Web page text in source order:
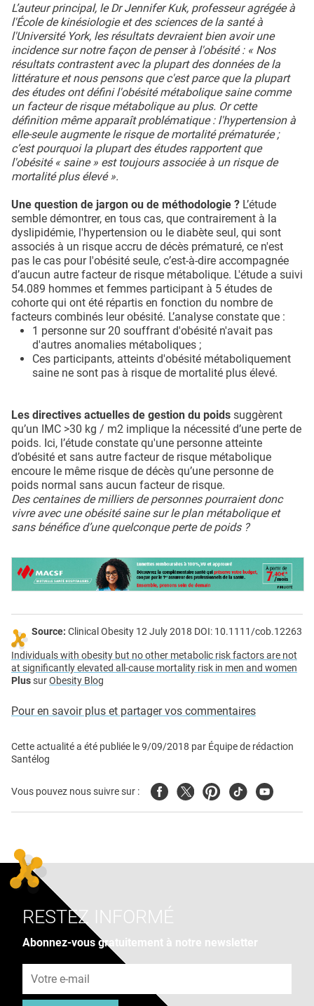
L’auteur principal, le Dr Jennifer Kuk, professeur agrégée à
l'École de kinésiologie et des sciences de la santé à
l'Université York, les résultats devraient bien avoir une
incidence sur notre façon de penser à l'obésité : « Nos
résultats contrastent avec la plupart des données de la
littérature et nous pensons que c'est parce que la plupart
des études ont défini l'obésité métabolique saine comme
un facteur de risque métabolique au plus. Or cette
définition même apparaît problématique : l'hypertension à
elle-seule augmente le risque de mortalité prématurée ;
c’est pourquoi la plupart des études rapportent que
l'obésité « saine » est toujours associée à un risque de
mortalité plus élevé ».
Une question de jargon ou de méthodologie ? L’étude
semble démontrer, en tous cas, que contrairement à la
dyslipidémie, l'hypertension ou le diabète seul, qui sont
associés à un risque accru de décès prématuré, ce n'est
pas le cas pour l'obésité seule, c’est-à-dire accompagnée
d’aucun autre facteur de risque métabolique. L'étude a suivi
54.089 hommes et femmes participant à 5 études de
cohorte qui ont été répartis en fonction du nombre de
facteurs combinés leur obésité. L’analyse constate que :
1 personne sur 20 souffrant d'obésité n'avait pas
d'autres anomalies métaboliques ;
Ces participants, atteints d'obésité métaboliquement
saine ne sont pas à risque de mortalité plus élevé.
Les directives actuelles de gestion du poids suggèrent
qu’un IMC >30 kg / m2 implique la nécessité d’une perte de
poids. Ici, l’étude constate qu'une personne atteinte
d’obésité et sans autre facteur de risque métabolique
encoure le même risque de décès qu’une personne de
poids normal sans aucun facteur de risque.
Des centaines de milliers de personnes pourraient donc
vivre avec une obésité saine sur le plan métabolique et
sans bénéfice d’une quelconque perte de poids ?
Source: Clinical Obesity 12 July 2018 DOI: 10.1111/cob.12263
Individuals with obesity but no other metabolic risk factors are not
at significantly elevated all-cause mortality risk in men and women
PlussurObesity Blog
Pour en savoir plus et partager vos commentaires
Cette actualité a été publiée le9/09/2018 par Équipe de rédaction
Santélog
Vous pouvez nous suivre sur : FacebookTwitterPinterest
TiktokYoutube
RESTEZ INFORMÉ
Abonnez-vous gratuitement à notre newsletter